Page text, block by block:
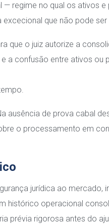
— regime no qual os ativos
excecional que não pode
que o juiz autorize a
a confusão entre ativos ou
ausência de prova cabal
o processamento em
jurídica ao
histórico operacional
prévia rigorosa antes do